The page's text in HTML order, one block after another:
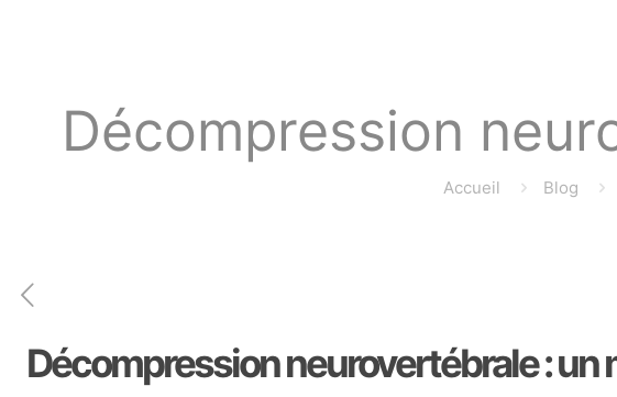
Décompression
Accueil Blog
Décompression neurovertébrale : un